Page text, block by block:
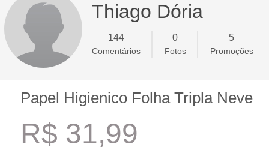
Thiago Dória
144
Comentários
0
Fotos
5
Promoções
Papel Higienico Folha Tripla Neve
R$ 31,99